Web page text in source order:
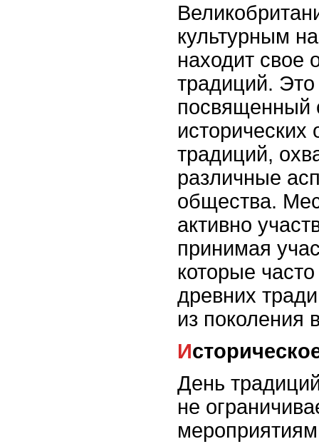
культурным
находит свое
традиций.
посвященный
традиций,
различные
общества.
активно
принимая
которые
древних
из поколения
День
не